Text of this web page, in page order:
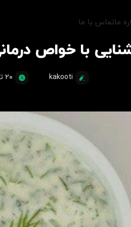
ماتماس با ما
با خواص
kakooti ۲۰ تیر ۱۴۰۳